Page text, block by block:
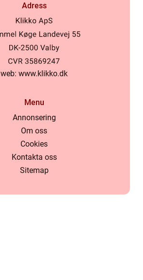
Adress
web: www.klikko.dk
Menu
Annonsering
Om oss
Cookies
Kontakta oss
Sitemap